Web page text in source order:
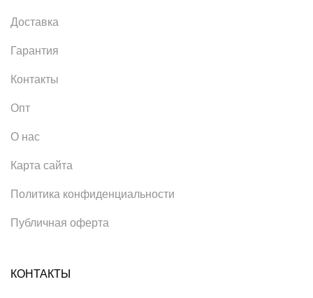
Доставка
Гарантия
Контакты
Опт
О нас
Карта сайта
Политика конфиденциальности
Публичная оферта
КОНТАКТЫ